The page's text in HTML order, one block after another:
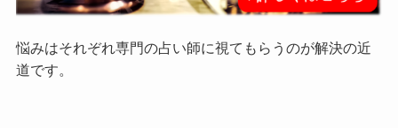
悩みはそれぞれ専門の占い師に視てもらうのが解決の近
道です。